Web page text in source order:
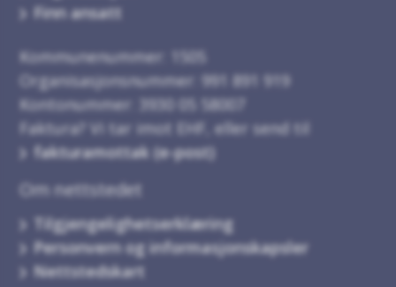
Finn ansatt
Kommunenummer: 1505
Organisasjonsnummer: 991 891 919
Kontonummer: 3930 05 58007
Faktura? Vi tar imot EHF, eller send til
fakturamottak (e-post)
Om nettstedet
Tilgjengelighetserklæring
Personvern og informasjonskapsler
Nettstedskart